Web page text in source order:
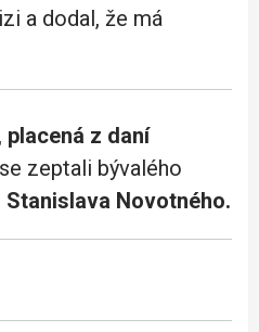
a dodal, že má
z daní
zeptali bývalého
Stanislava Novotného.